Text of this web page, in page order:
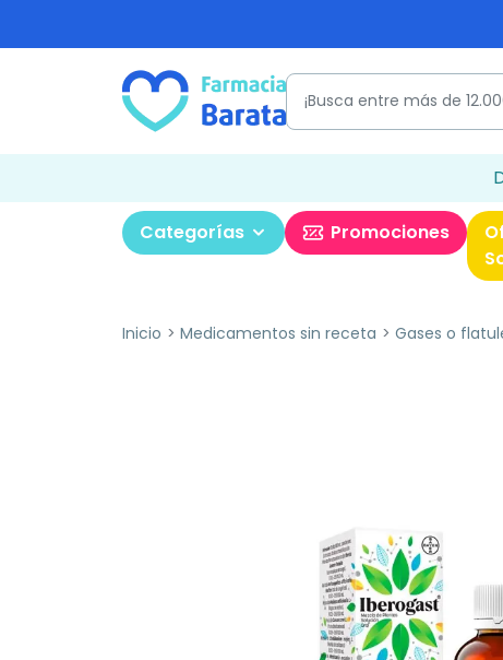
Categorías Promociones
Inicio Medicamentos sin receta Gases o